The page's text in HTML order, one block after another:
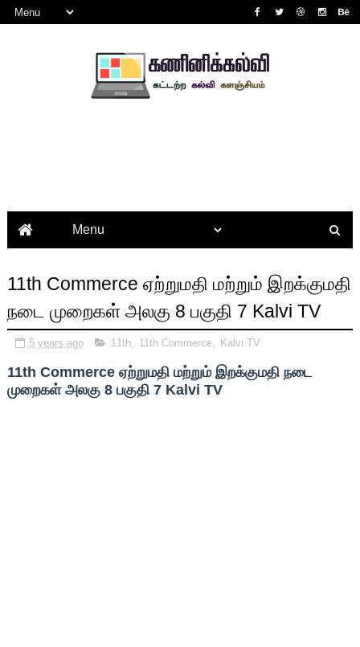
11th Commerce ஏற்றுமதி மற்றும் இறக்குமதி
நடை முறைகள் அலகு 8 பகுதி 7 Kalvi TV
5 years ago 11th, 11th Commerce, Kalvi TV
11th Commerce ஏற்றுமதி மற்றும் இறக்குமதி நடை
முறைகள் அலகு 8 பகுதி 7 Kalvi TV